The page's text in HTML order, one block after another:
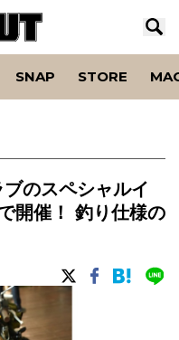
SNAP STORE
のスペシャルイ
開催！ 釣り仕様の